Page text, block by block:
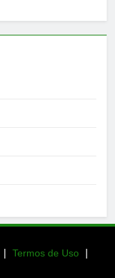
| Termos de Uso |